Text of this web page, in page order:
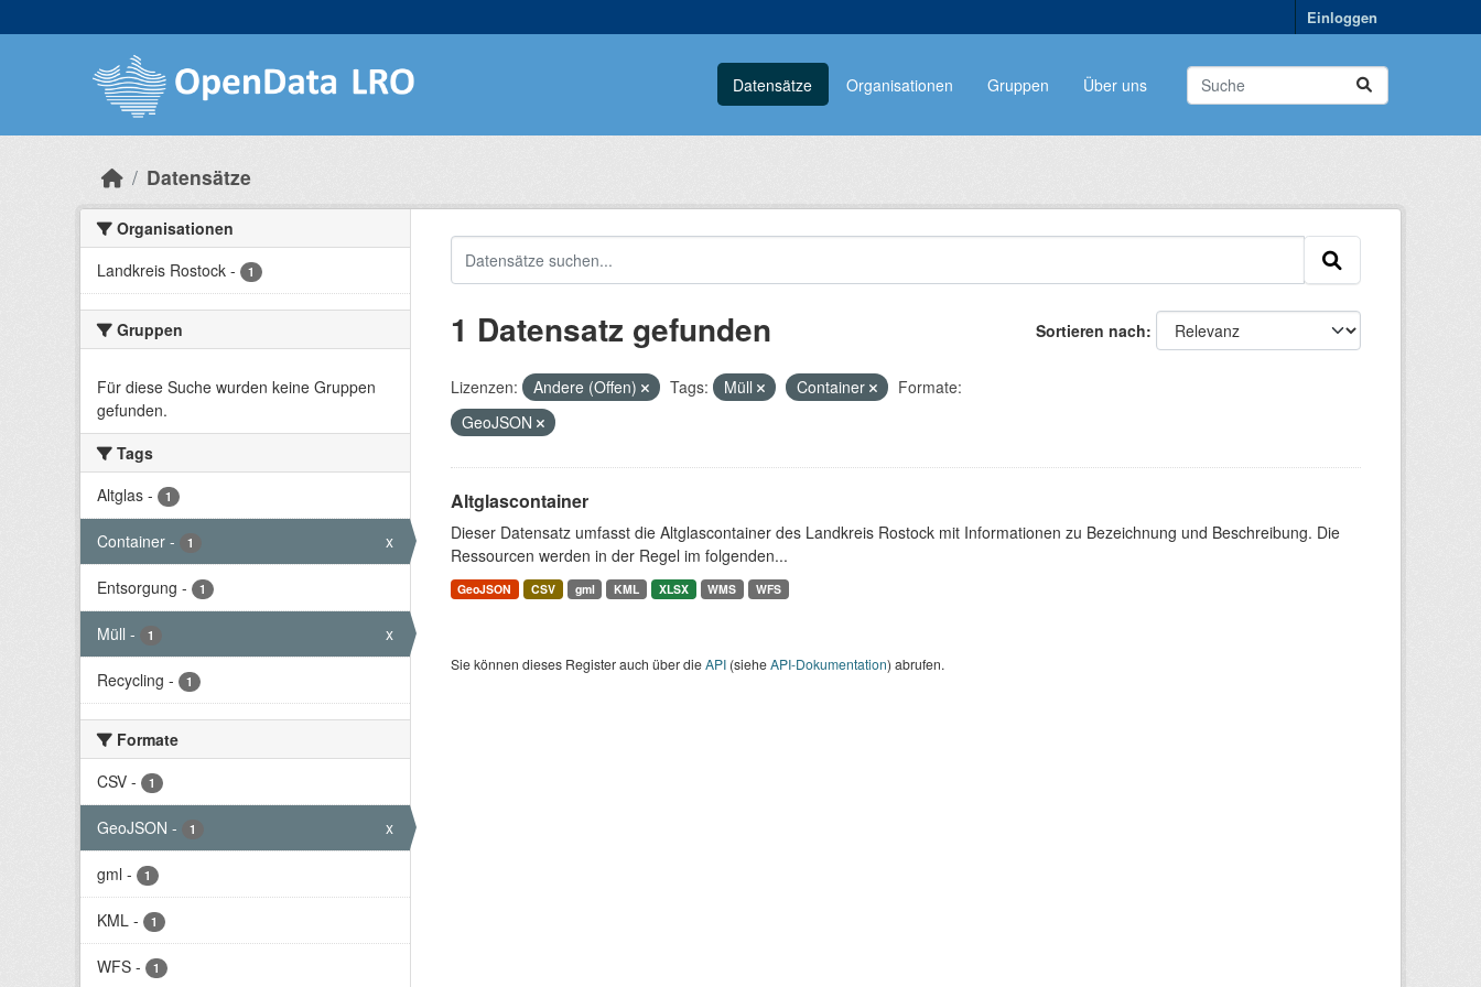
Einloggen
Datensätze Organisationen Gruppen Über uns
Datensätze
Organisationen
Landkreis Rostock - 1
Gruppen
Für diese Suche wurden keine Gruppen
gefunden.
Tags
Altglas - 1
Container - 1 x
Entsorgung - 1
Müll - 1 x
Recycling - 1
Formate
CSV - 1
GeoJSON - 1 x
gml - 1
KML - 1
WFS - 1
Sortieren nach
1 Datensatz gefunden
Lizenzen: Andere (Offen) Tags: Müll Container
Formate:
GeoJSON
Altglascontainer
Dieser Datensatz umfasst die Altglascontainer des Landkreis Rostock mit Informationen zu Bezeichnung und Beschreibung. Die
Ressourcen werden in der Regel im folgenden...
GeoJSON CSV gml KML XLSX WMS WFS
Sie können dieses Register auch über dieAPI(sieheAPI-Dokumentation) abrufen.